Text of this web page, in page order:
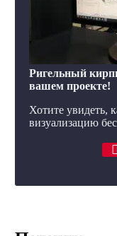
Ригельный
вашем проекте!
Хотите увидеть,
визуализацию